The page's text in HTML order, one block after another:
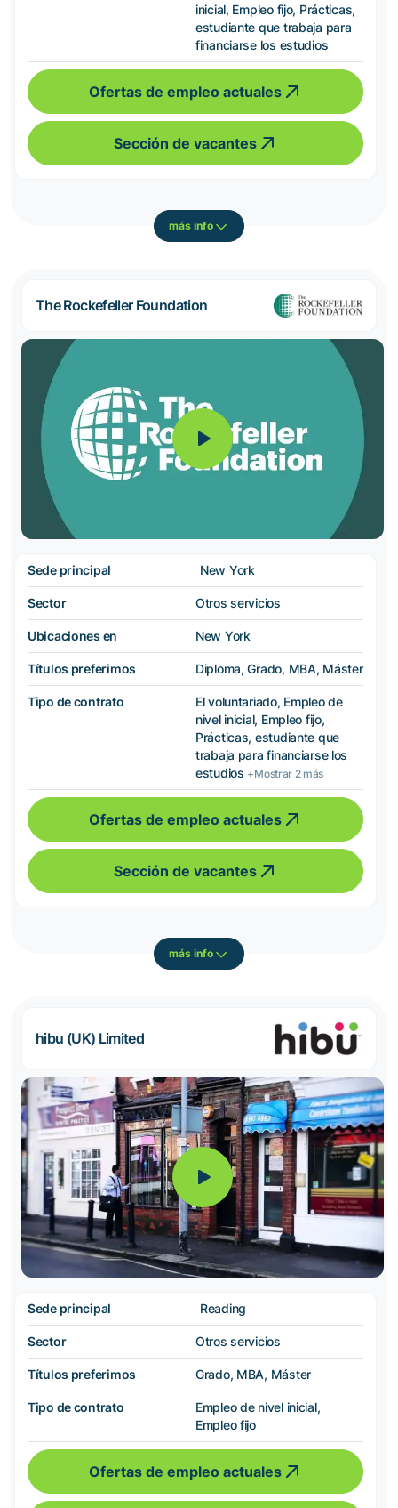
inicial, Empleo fijo, Prácticas,
estudiante que trabaja para
financiarse los estudios
Ofertas de empleo actuales
Sección de vacantes
más info
The Rockefeller Foundation
Sede principal New York
Sector Otros servicios
Ubicaciones en New York
Títulos preferimos Diploma, Grado, MBA, Máster
Tipo de contrato
El voluntariado, Empleo de
nivel inicial, Empleo fijo,
Prácticas, estudiante que
trabaja para financiarse los
estudios +Mostrar 2 más
Ofertas de empleo actuales
Sección de vacantes
más info
hibu (UK) Limited
Sede principal Reading
Sector Otros servicios
Títulos preferimos Grado, MBA, Máster
Tipo de contrato
Empleo de nivel inicial,
Empleo fijo
Ofertas de empleo actuales